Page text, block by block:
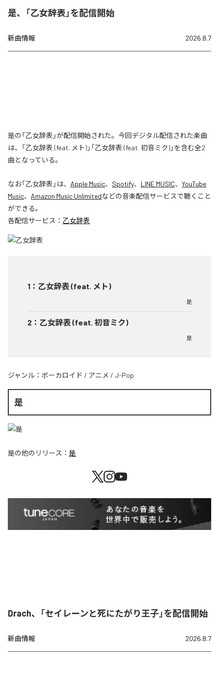
是、「乙女辞表」を配信開始
新曲情報 2026.8.7
是の「乙女辞表」が配信開始された。今回デジタル配信された楽曲
は、「乙女辞表 (feat. メト)」「乙女辞表 (feat. 初音ミク)」を含む全2
曲となっている。
なお「乙女辞表 」は、 Apple Music、 Spotify、 LINE MUSIC、 YouTube
Music、 Amazon Music Unlimitedなどの音楽配信サービスで聴くこと
ができる。
各配信サービス： 乙女辞表
1 ： 乙女辞表 (feat. メト)
是
2 ： 乙女辞表 (feat. 初音ミク)
是
ジャンル： ボーカロイド / アニメ / J-Pop
是
是の他のリリース： 是
Drach、「セイレーンと死にたがり王子」を配信開始
新曲情報 2026.8.7